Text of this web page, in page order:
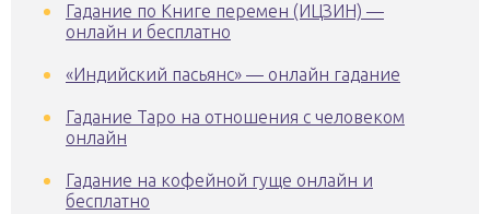
Гадание по Книге перемен (ИЦЗИН) —
онлайн и бесплатно
«Индийский пасьянс» — онлайн гадание
Гадание Таро на отношения с человеком
онлайн
Гадание на кофейной гуще онлайн и
бесплатно